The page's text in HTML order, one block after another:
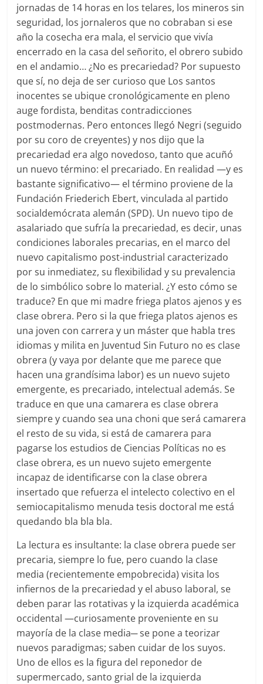
jornadas de 14 horas en los telares, los mineros sin
seguridad, los jornaleros que no cobraban si ese
año la cosecha era mala, el servicio que vivía
encerrado en la casa del señorito, el obrero subido
en el andamio… ¿No es precariedad? Por supuesto
que sí, no deja de ser curioso que Los santos
inocentes se ubique cronológicamente en pleno
auge fordista, benditas contradicciones
postmodernas. Pero entonces llegó Negri (seguido
por su coro de creyentes) y nos dijo que la
precariedad era algo novedoso, tanto que acuñó
un nuevo término: el precariado. En realidad —y es
bastante significativo— el término proviene de la
Fundación Friederich Ebert, vinculada al partido
socialdemócrata alemán (SPD). Un nuevo tipo de
asalariado que sufría la precariedad, es decir, unas
condiciones laborales precarias, en el marco del
nuevo capitalismo post-industrial caracterizado
por su inmediatez, su flexibilidad y su prevalencia
de lo simbólico sobre lo material. ¿Y esto cómo se
traduce? En que mi madre friega platos ajenos y es
clase obrera. Pero si la que friega platos ajenos es
una joven con carrera y un máster que habla tres
idiomas y milita en Juventud Sin Futuro no es clase
obrera (y vaya por delante que me parece que
hacen una grandísima labor) es un nuevo sujeto
emergente, es precariado, intelectual además. Se
traduce en que una camarera es clase obrera
siempre y cuando sea una choni que será camarera
el resto de su vida, si está de camarera para
pagarse los estudios de Ciencias Políticas no es
clase obrera, es un nuevo sujeto emergente
incapaz de identificarse con la clase obrera
insertado que refuerza el intelecto colectivo en el
semiocapitalismo menuda tesis doctoral me está
quedando bla bla bla.
La lectura es insultante: la clase obrera puede ser
precaria, siempre lo fue, pero cuando la clase
media (recientemente empobrecida) visita los
infiernos de la precariedad y el abuso laboral, se
deben parar las rotativas y la izquierda académica
occidental —curiosamente proveniente en su
mayoría de la clase media─ se pone a teorizar
nuevos paradigmas; saben cuidar de los suyos.
Uno de ellos es la figura del reponedor de
supermercado, santo grial de la izquierda